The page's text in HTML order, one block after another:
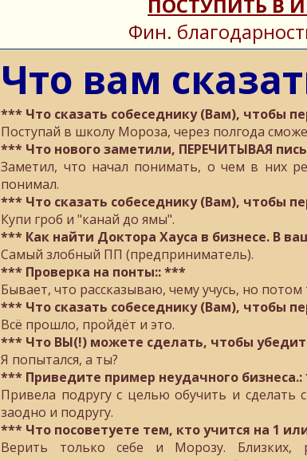
Фин.
Что вам
*** Что сказать собеседнику (Вам), чтобы
Поступай в школу Мороза, через полгода
*** Что нового заметили, ПЕРЕЧИТЫВАЯ
Заметил, что начал понимать, о чем в них
понимал.
*** Что сказать собеседнику (Вам), чтобы
Купи гроб и "канай до ямы".
*** Как найти Доктора Хауса в бизнесе. В
Самый злобный ПП (предприниматель).
*** Проверка на понты:: ***
Бывает, что рассказываю, чему учусь, но
*** Что сказать собеседнику (Вам), чтобы
Всё прошло, пройдёт и это.
*** Что ВЫ(!) можете сделать, чтобы
Я попытался, а ты?
*** Приведите пример неудачного
Привела подругу с целью обучить и сделать
заодно и подругу.
*** Что посоветуете тем, кто учится на 1
Верить только себе и Морозу.